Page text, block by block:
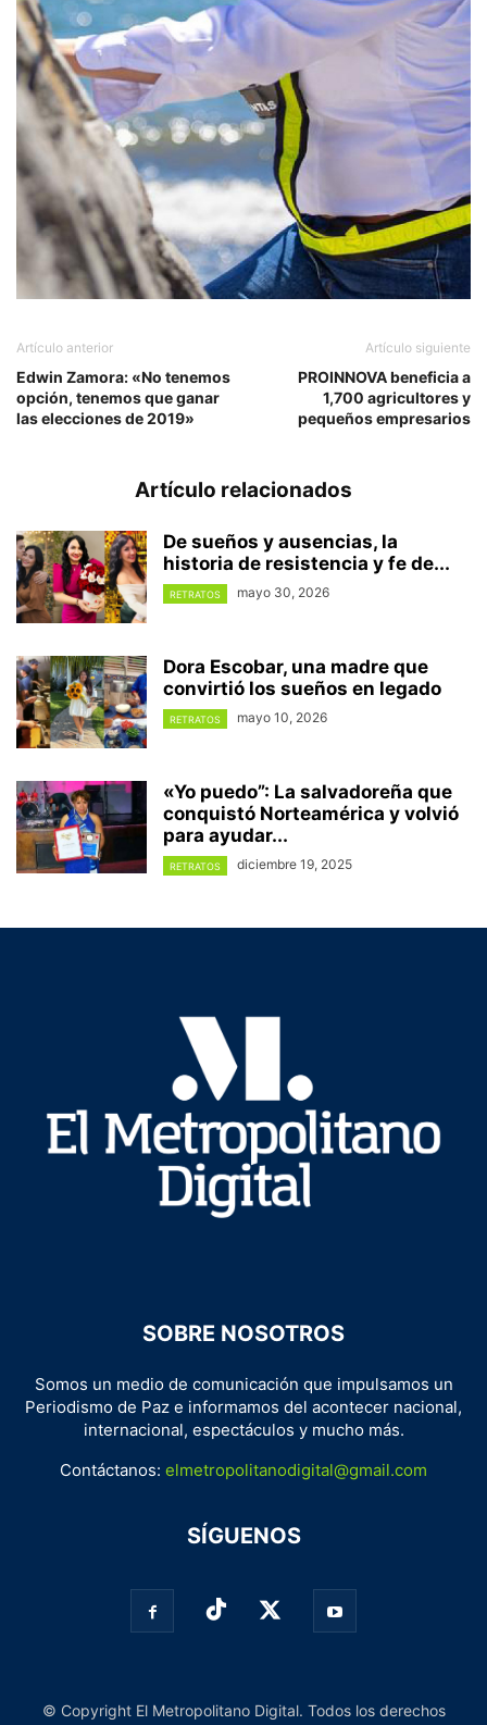
Artículo anterior
Edwin Zamora: «No tenemos
opción, tenemos que ganar
las elecciones de 2019»
Artículo siguiente
PROINNOVA beneficia a
1,700 agricultores y
pequeños empresarios
Artículo relacionados
De sueños y ausencias, la
historia de resistencia y fe de...
RETRATOS mayo 30, 2026
Dora Escobar, una madre que
convirtió los sueños en legado
RETRATOS mayo 10, 2026
«Yo puedo”: La salvadoreña que
conquistó Norteamérica y volvió
para ayudar...
RETRATOS diciembre 19, 2025
SOBRE NOSOTROS
Somos un medio de comunicación que impulsamos un
Periodismo de Paz e informamos del acontecer nacional,
internacional, espectáculos y mucho más.
Contáctanos: elmetropolitanodigital@gmail.com
SÍGUENOS
© Copyright El Metropolitano Digital. Todos los derechos